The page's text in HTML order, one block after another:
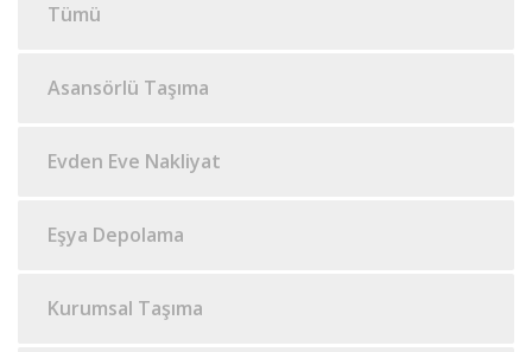
Tümü
Asansörlü Taşıma
Evden Eve Nakliyat
Eşya Depolama
Kurumsal Taşıma